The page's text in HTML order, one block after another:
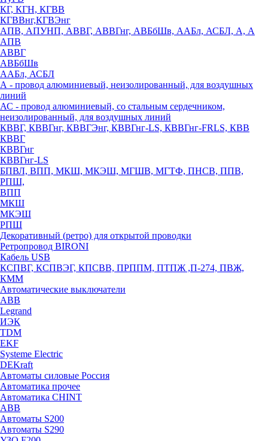
КГ, КГН, КГВВ
КГВВнг,КГВЭнг
АПВ, АПУНП, АВВГ, АВВГнг, АВБбШв, ААБл, АСБЛ, А, А
АПВ
АВВГ
АВБбШв
ААБл, АСБЛ
А - провод алюминиевый, неизолированный, для воздушных
линий
АС - провод алюминиевый, со стальным сердечником,
неизолированный, для воздушных линий
КВВГ, КВВГнг, КВВГЭнг, КВВГнг-LS, КВВГнг-FRLS, КВВ
КВВГ
КВВГнг
КВВГнг-LS
БПВЛ, ВПП, МКШ, МКЭШ, МГШВ, МГТФ, ПНСВ, ППВ,
РПШ,
ВПП
МКШ
МКЭШ
РПШ
Декоративный (ретро) для открытой проводки
Ретропровод BIRONI
Кабель USB
КСПВГ, КСПВЭГ, КПСВВ, ПРППМ, ПТПЖ ,П-274, ПВЖ,
КММ
Автоматические выключатели
ABB
Legrand
ИЭК
TDM
EKF
Systeme Electric
DEKraft
Автоматы силовые Россия
Автоматика прочее
Автоматика CHINT
ABB
Автоматы S200
Автоматы S290